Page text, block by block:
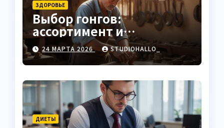
ЗДОРОВЬЕ
Выбор гонгов:
ассортимент и
характеристики
24 МАРТА 2026 STUDIOHALLO_
ДИЕТЫ